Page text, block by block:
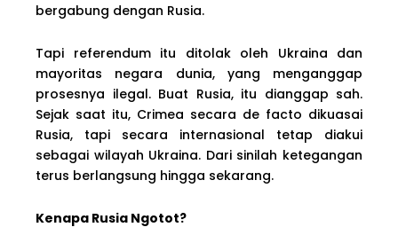
bergabung dengan Rusia.
Tapi referendum itu ditolak oleh Ukraina dan
mayoritas negara dunia, yang menganggap
prosesnya ilegal. Buat Rusia, itu dianggap sah.
Sejak saat itu, Crimea secara de facto dikuasai
Rusia, tapi secara internasional tetap diakui
sebagai wilayah Ukraina. Dari sinilah ketegangan
terus berlangsung hingga sekarang.
Kenapa Rusia Ngotot?